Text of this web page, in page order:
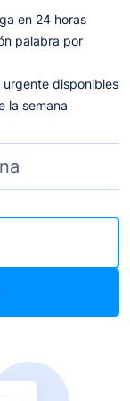
en 24 horas
palabra por
disponibles
la semana